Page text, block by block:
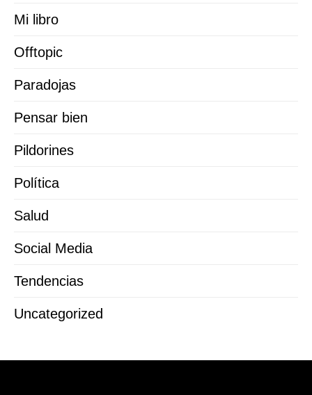
Mi libro
Offtopic
Paradojas
Pensar bien
Pildorines
Política
Salud
Social Media
Tendencias
Uncategorized